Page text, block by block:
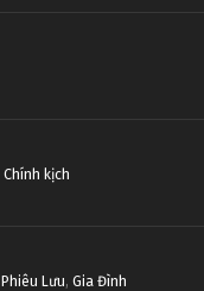
Chính kịch
Phiêu Lưu, Gia Đình